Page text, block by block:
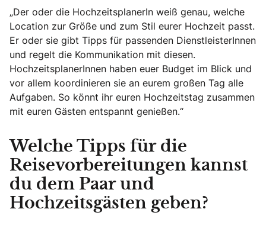
„Der oder die HochzeitsplanerIn weiß genau, welche
Location zur Größe und zum Stil eurer Hochzeit passt.
Er oder sie gibt Tipps für passenden DienstleisterInnen
und regelt die Kommunikation mit diesen.
HochzeitsplanerInnen haben euer Budget im Blick und
vor allem koordinieren sie an eurem großen Tag alle
Aufgaben. So könnt ihr euren Hochzeitstag zusammen
mit euren Gästen entspannt genießen.“
Welche Tipps für die
Reisevorbereitungen kannst
du dem Paar und
Hochzeitsgästen geben?